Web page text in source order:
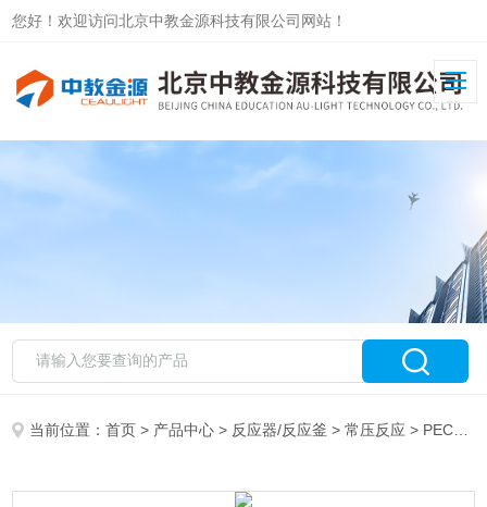
您好！欢迎访问北京中教金源科技有限公司网站！
当前位置：首页 > 产品中心 > 反应器/反应釜 >常压反应 > PECK40SG常规密封型光电化学池（玻璃池）